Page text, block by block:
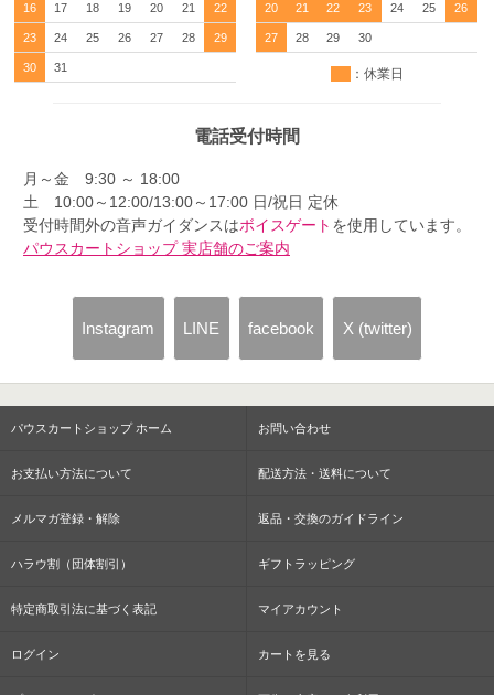
16 17 18 19 20 21 22
23 24 25 26 27 28 29
30 31
20 21 22 23 24 25 26
27 28 29 30
：休業日
電話受付時間
月～金 9:30 ～ 18:00
土 10:00～12:00/13:00～17:00 日/祝日 定休
受付時間外の音声ガイダンスはボイスゲート を使用しています。
パウスカートショップ 実店舗のご案内
Instagram LINE facebook X (twitter)
パウスカートショップ ホーム お問い合わせ
お支払い方法について 配送方法・送料について
メルマガ登録・解除 返品・交換のガイドライン
ハラウ割（団体割引） ギフトラッピング
特定商取引法に基づく表記 マイアカウント
ログイン カートを見る